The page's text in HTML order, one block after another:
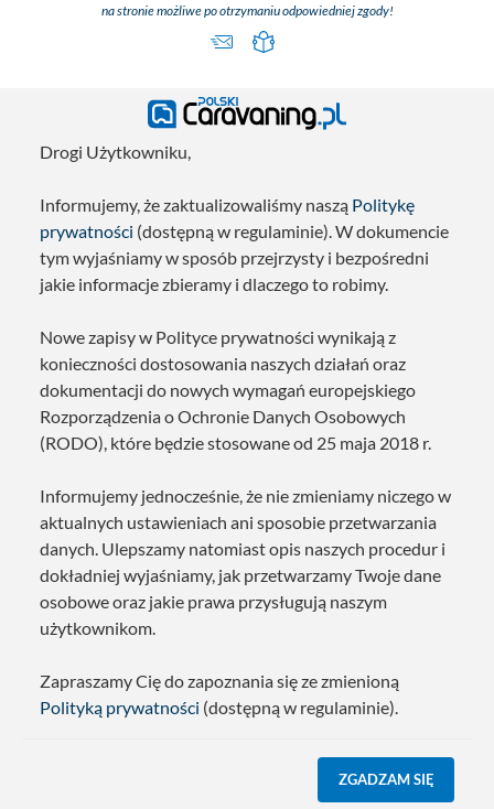
na stronie możliwe po otrzymaniu odpowiedniej zgody!
Drogi Użytkowniku,
Informujemy, że zaktualizowaliśmy naszą Politykę
prywatności (dostępną w regulaminie). W dokumencie
tym wyjaśniamy w sposób przejrzysty i bezpośredni
jakie informacje zbieramy i dlaczego to robimy.
Nowe zapisy w Polityce prywatności wynikają z
konieczności dostosowania naszych działań oraz
dokumentacji do nowych wymagań europejskiego
Rozporządzenia o Ochronie Danych Osobowych
(RODO), które będzie stosowane od 25 maja 2018 r.
Informujemy jednocześnie, że nie zmieniamy niczego w
aktualnych ustawieniach ani sposobie przetwarzania
danych. Ulepszamy natomiast opis naszych procedur i
dokładniej wyjaśniamy, jak przetwarzamy Twoje dane
osobowe oraz jakie prawa przysługują naszym
użytkownikom.
Zapraszamy Cię do zapoznania się ze zmienioną
Polityką prywatności (dostępną w regulaminie).
ZGADZAM SIĘ